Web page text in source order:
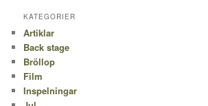
KATEGORIER
Artiklar
Back stage
Bröllop
Film
Inspelningar